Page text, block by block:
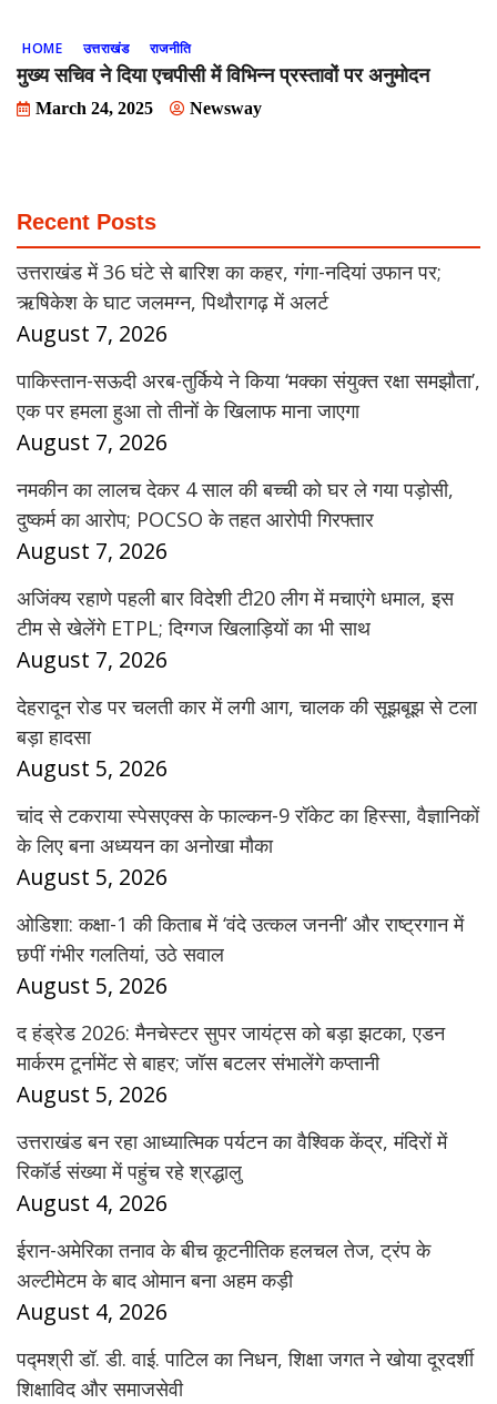
HOME उत्तराखंड राजनीति
मुख्य सचिव ने दिया एचपीसी में विभिन्न प्रस्तावों पर अनुमोदन
March 24, 2025 Newsway
Recent Posts
उत्तराखंड में 36 घंटे से बारिश का कहर, गंगा-नदियां उफान पर;
ऋषिकेश के घाट जलमग्न, पिथौरागढ़ में अलर्ट
August 7, 2026
पाकिस्तान-सऊदी अरब-तुर्किये ने किया ‘मक्का संयुक्त रक्षा समझौता’,
एक पर हमला हुआ तो तीनों के खिलाफ माना जाएगा
August 7, 2026
नमकीन का लालच देकर 4 साल की बच्ची को घर ले गया पड़ोसी,
दुष्कर्म का आरोप; POCSO के तहत आरोपी गिरफ्तार
August 7, 2026
अजिंक्य रहाणे पहली बार विदेशी टी20 लीग में मचाएंगे धमाल, इस
टीम से खेलेंगे ETPL; दिग्गज खिलाड़ियों का भी साथ
August 7, 2026
देहरादून रोड पर चलती कार में लगी आग, चालक की सूझबूझ से टला
बड़ा हादसा
August 5, 2026
चांद से टकराया स्पेसएक्स के फाल्कन-9 रॉकेट का हिस्सा, वैज्ञानिकों
के लिए बना अध्ययन का अनोखा मौका
August 5, 2026
ओडिशा: कक्षा-1 की किताब में ‘वंदे उत्कल जननी’ और राष्ट्रगान में
छपीं गंभीर गलतियां, उठे सवाल
August 5, 2026
द हंड्रेड 2026: मैनचेस्टर सुपर जायंट्स को बड़ा झटका, एडन
मार्करम टूर्नामेंट से बाहर; जॉस बटलर संभालेंगे कप्तानी
August 5, 2026
उत्तराखंड बन रहा आध्यात्मिक पर्यटन का वैश्विक केंद्र, मंदिरों में
रिकॉर्ड संख्या में पहुंच रहे श्रद्धालु
August 4, 2026
ईरान-अमेरिका तनाव के बीच कूटनीतिक हलचल तेज, ट्रंप के
अल्टीमेटम के बाद ओमान बना अहम कड़ी
August 4, 2026
पद्मश्री डॉ. डी. वाई. पाटिल का निधन, शिक्षा जगत ने खोया दूरदर्शी
शिक्षाविद और समाजसेवी